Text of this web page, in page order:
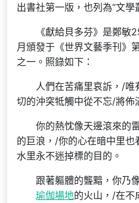
出書社第一版，也列為“文學
《獻給貝多芬》是鄭敏
月頒發于《世界文藝季刊》
之一。照錄如下：
人們在苦痛里哀訴，/
切的沖突牴觸中從不忘/將佈
你的熱忱像天邊滾來的
的巨浪，/你的心在暗中里
水里永不迷掉標的目的。
跟著軀體的聾黯，你乃
瑜伽場地的火山，/在不